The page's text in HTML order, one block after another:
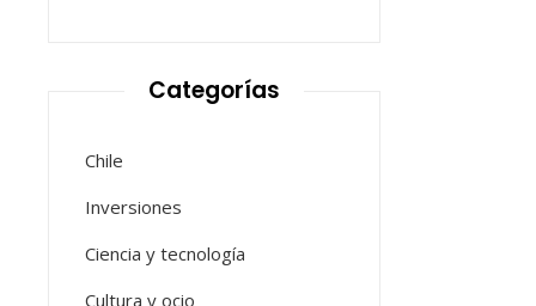
Categorías
Chile
Inversiones
Ciencia y tecnología
Cultura y ocio